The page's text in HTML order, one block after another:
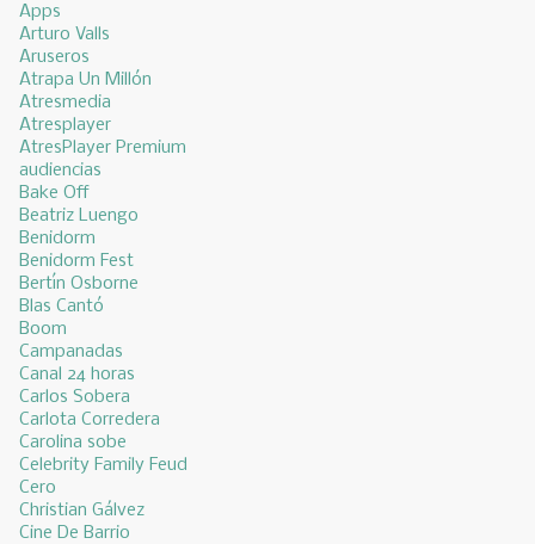
Apps
Arturo Valls
Aruseros
Atrapa Un Millón
Atresmedia
Atresplayer
AtresPlayer Premium
audiencias
Bake Off
Beatriz Luengo
Benidorm
Benidorm Fest
Bertín Osborne
Blas Cantó
Boom
Campanadas
Canal 24 horas
Carlos Sobera
Carlota Corredera
Carolina sobe
Celebrity Family Feud
Cero
Christian Gálvez
Cine De Barrio